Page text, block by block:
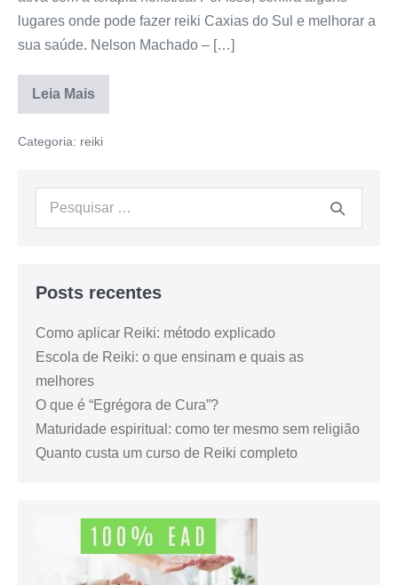
lugares onde pode fazer reiki Caxias do Sul e melhorar a
sua saúde. Nelson Machado – […]
Leia Mais
Categoria: reiki
Posts recentes
Como aplicar Reiki: método explicado
Escola de Reiki: o que ensinam e quais as
melhores
O que é “Egrégora de Cura”?
Maturidade espiritual: como ter mesmo sem religião
Quanto custa um curso de Reiki completo